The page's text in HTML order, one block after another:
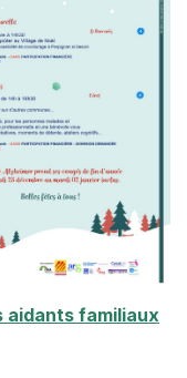
aidants familiaux